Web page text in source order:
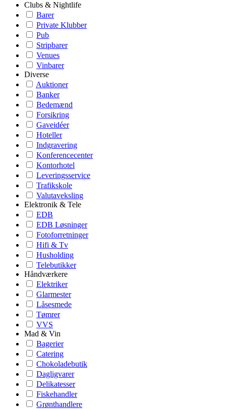
Clubs & Nightlife
Barer
Private Klubber
Pub
Stripbarer
Venues
Vinbarer
Diverse
Auktioner
Banker
Bedemænd
Forsikring
Gaveidéer
Hoteller
Indgravering
Konferencecenter
Kontorhotel
Leveringsservice
Trafikskole
Valutaveksling
Elektronik & Tele
EDB
EDB Løsninger
Fotoforretninger
Hifi & Tv
Husholding
Telebutikker
Håndværkere
Elektriker
Glarmester
Låsesmede
Tømrer
VVS
Mad & Vin
Bagerier
Catering
Chokoladebutik
Dagligvarer
Delikatesser
Fiskehandler
Grønthandlere